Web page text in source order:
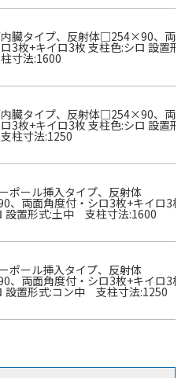
臓タイプ、反射体□254×90、両
3枚+キイロ3枚 支柱色:シロ 設置形
寸法:1600
臓タイプ、反射体□254×90、両
3枚+キイロ3枚 支柱色:シロ 設置形
柱寸法:1250
ポール挿入タイプ、反射体
両面角度付・シロ3枚+キイロ3枚
設置形式:土中 支柱寸法:1600
ポール挿入タイプ、反射体
両面角度付・シロ3枚+キイロ3枚
設置形式:コン中 支柱寸法:1250